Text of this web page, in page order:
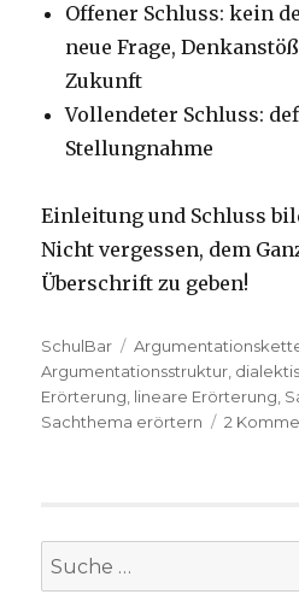
Offener Schluss: kein
neue Frage,
Zukunft
Vollendeter Schluss:
Stellungnahme
Einleitung und Schluss
Nicht vergessen, dem
Überschrift zu geben!
Kategorien
SchulBar Tags
Argumentationsstruktur
Erörterung lineare Erörterung
Sachthema erörtern
2
Suche
nach: